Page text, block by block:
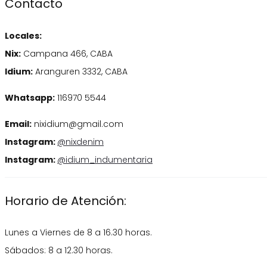
producto
en
pueden
la
página
de
producto
Contacto
Locales:
Nix: Campana 466, CABA
Idium: Aranguren 3332, CABA
Whatsapp: 116970 5544
Email: nixidium@gmail.com
Instagram: @nixdenim
Instagram: @idium_indumentaria
Horario de Atención:
Lunes a Viernes de 8 a 16.30 horas.
Sábados: 8 a 12.30 horas.